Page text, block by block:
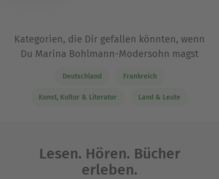
Kategorien, die Dir gefallen könnten, wenn
Du Marina Bohlmann-Modersohn magst
Deutschland Frankreich
Kunst, Kultur & Literatur Land & Leute
Lesen. Hören. Bücher
erleben.